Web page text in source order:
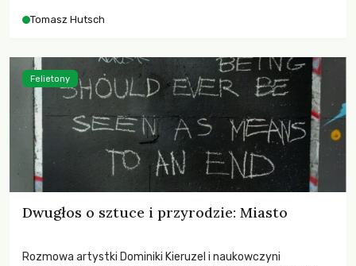
największych katastrof w swoich dziejach.
Tomasz Hutsch
Dwugłos o sztuce i przyrodzie: Miasto
Rozmowa artystki Dominiki Kieruzel i naukowczyni
Felietony